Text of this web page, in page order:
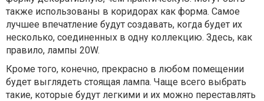
также использованы в коридорах как форма. Самое
лучшее впечатление будут создавать, когда будет их
несколько, соединенных в одну коллекцию. Здесь, как
правило, лампы 20W.
Кроме того, конечно, прекрасно в любом помещении
будет выглядеть стоящая лампа. Чаще всего выбрать
такие, которые будут легкими и их можно переставлять